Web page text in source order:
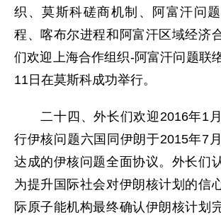
织、莫斯科磋商机制、阿富汗问
程、喀布尔进程和阿富汗区域经济
们欢迎上海合作组织-阿富汗问题联
11日在莫斯科成功举行。
二十四、外长们欢迎2016年1月
行伊核问题六国同伊朗于2015年7
达成的伊核问题全面协议。外长们
为提升国际社会对伊朗核计划的信
际原子能机构最终确认伊朗核计划